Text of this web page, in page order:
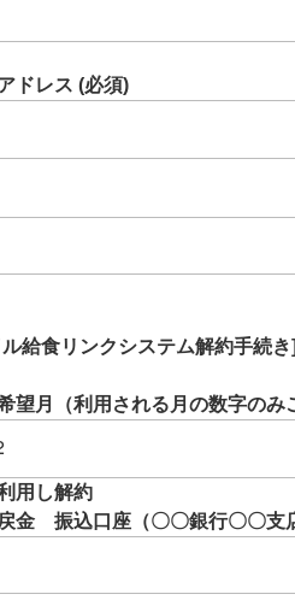
ドレス (必須)
ル給食リンクシステム解約手続き
望月（利用される月の数字のみ
用し解約
金 振込口座（〇〇銀行〇〇